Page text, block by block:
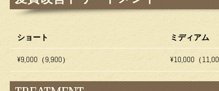
ショート ミディアム
¥9,000（9,900） ¥10,000（